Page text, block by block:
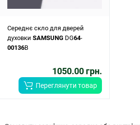
Середнє скло для дверей
духовки SAMSUNG DG64-
00136B
1050.00 грн.
Переглянути товар